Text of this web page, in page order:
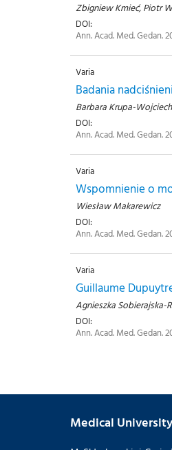
Zbigniew Kmieć, Piotr
DOI:
Ann. Acad. Med. Gedan.
Varia
Badania
Barbara Krupa-
DOI:
Ann. Acad. Med. Gedan.
Varia
Wspomnienie o
Wiesław Makarewicz
DOI:
Ann. Acad. Med. Gedan.
Varia
Guillaume
Agnieszka Sobierajska-
DOI:
Ann. Acad. Med. Gedan.
Medical